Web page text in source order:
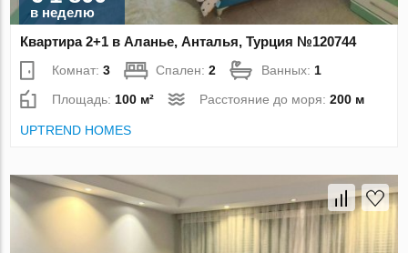
в неделю
Квартира 2+1 в Аланье, Анталья, Турция №120744
Комнат:3 Спален:2 Ванных: 1
Площадь: 100 м² Расстояние до моря:200 м
UPTREND HOMES